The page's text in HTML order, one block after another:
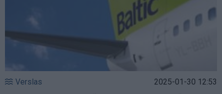
Verslas 2025-01-30 12:53